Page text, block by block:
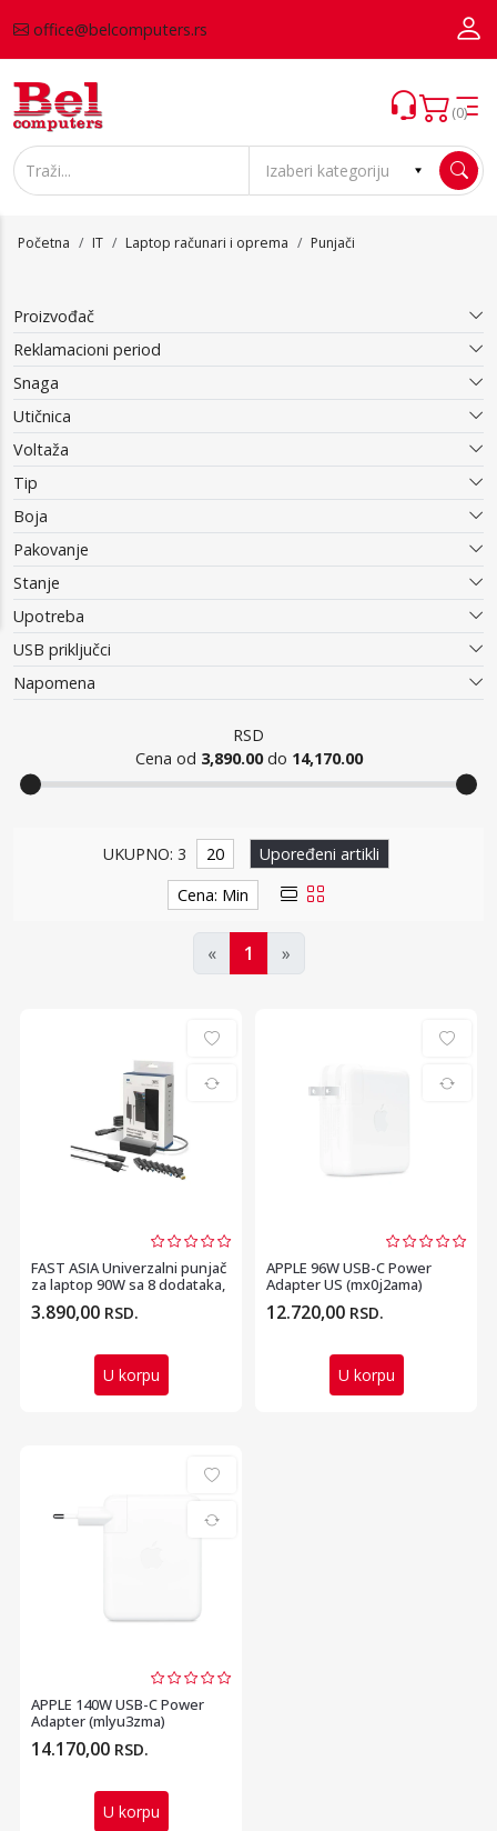
office@belcomputers.rs
(0)
Početna IT Laptop računari i oprema Punjači
Proizvođač
Reklamacioni period
Snaga
Utičnica
Voltaža
Tip
Boja
Pakovanje
Stanje
Upotreba
USB priključci
Napomena
RSD
Cena od 3,890.00do 14,170.00
PunjačiUKUPNO: 3 20
Upoređeni artikli
Cena: Min
« 1 »
FAST ASIA Univerzalni punjač
za laptop 90W sa 8 dodataka,
KFD
3.890,00 RSD.
U korpu
APPLE 96W USB-C Power
Adapter US (mx0j2ama)
12.720,00 RSD.
U korpu
APPLE 140W USB-C Power
Adapter (mlyu3zma)
14.170,00 RSD.
U korpu